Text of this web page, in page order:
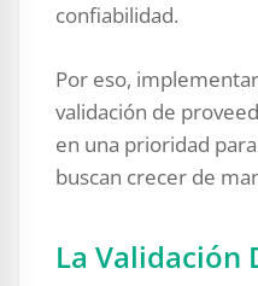
confiabilidad.
Por eso,
validación de
en una prioridad
buscan crecer de
La Validación